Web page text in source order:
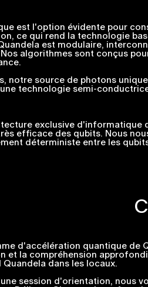
est l'option évidente pour
ce qui rend la technologie
est modulaire,
algorithmes sont conçus
notre source de photons
technologie semi-
exclusive d'informatique
efficace des qubits. Nous
déterministe entre les
d'accélération quantique de
et la compréhension
Quandela dans les locaux.
session d'orientation, nous